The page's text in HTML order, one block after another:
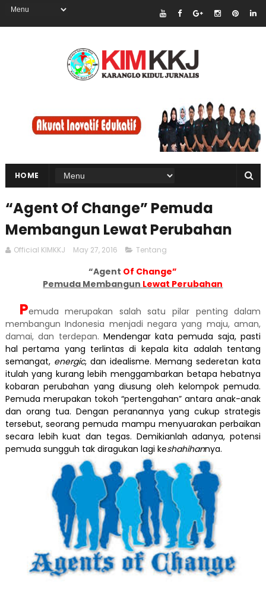
HOME
“Agent Of Change” Pemuda
Membangun Lewat Perubahan
Official KIMKKJ May 27, 2016 Tentang
“Agent Of Change”
Pemuda Membangun Lewat Perubahan
Pemuda merupakan salah satu pilar penting dalam
membangun Indonesia menjadi negara yang maju, aman,
damai, dan terdepan. Mendengar kata pemuda saja, pasti
hal pertama yang terlintas di kepala kita adalah tentang
semangat, energic, dan idealisme. Memang sederetan kata
itulah yang kurang lebih menggambarkan betapa hebatnya
kobaran perubahan yang diusung oleh kelompok pemuda.
Pemuda merupakan tokoh “pertengahan” antara anak-anak
dan orang tua. Dengan peranannya yang cukup strategis
tersebut, seorang pemuda mampu menyuarakan perbaikan
secara lebih kuat dan tegas. Demikianlah adanya, potensi
pemuda sungguh tak diragukan lagi keshahihannya.